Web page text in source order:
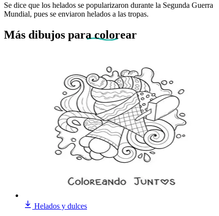
Se dice que los helados se popularizaron durante la Segunda Guerra
Mundial, pues se enviaron helados a las tropas.
Más dibujos para colorear
Helados y dulces